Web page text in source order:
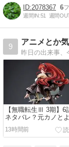
2078367 6
週間IN:51 週間
9
アニメとか
【無職転生Ⅲ 3期】6
ネタバレ？元カノと
戻さない妻帯者
13時間前